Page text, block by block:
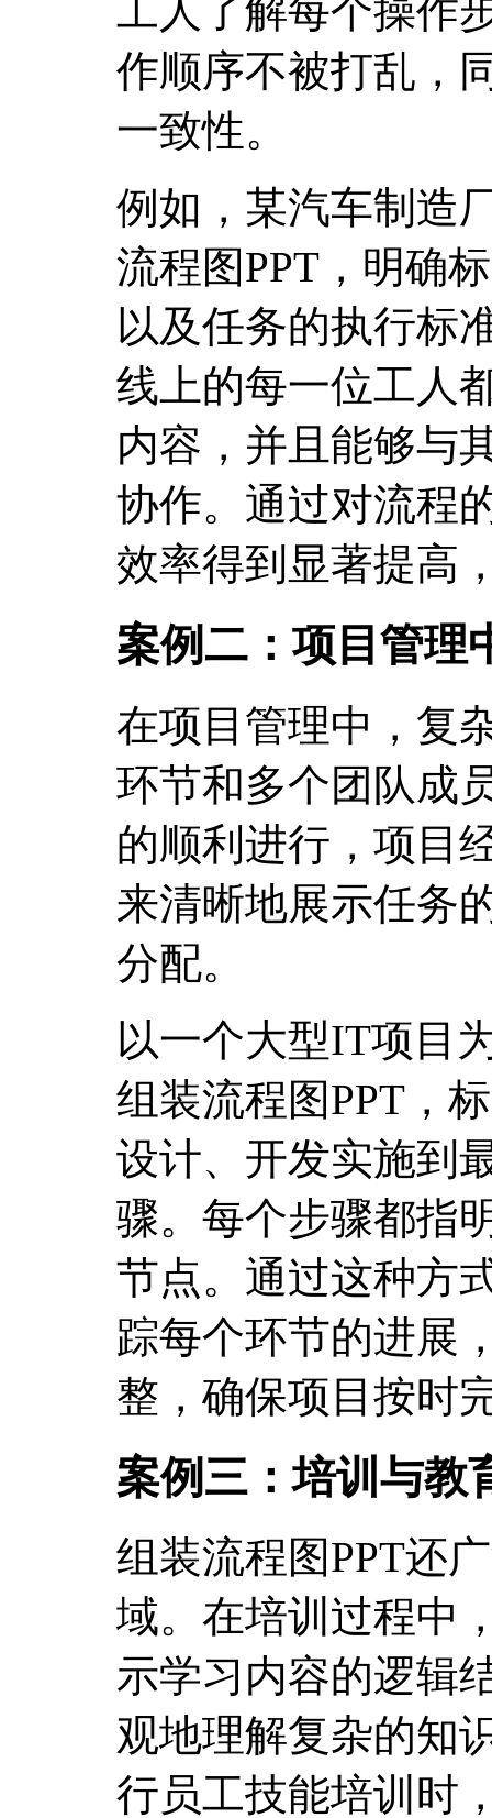
工人了解每个操作
作顺序不被打乱，
一致性。
例如，某汽车制造
流程图PPT，明确
以及任务的执行标
线上的每一位工人
内容，并且能够与
协作。通过对流程
效率得到显著提高
案例二：项目管理
在项目管理中，复
环节和多个团队成
的顺利进行，项目
来清晰地展示任务
分配。
以一个大型IT项目
组装流程图PPT，
设计、开发实施到
骤。每个步骤都指
节点。通过这种方
踪每个环节的进展
整，确保项目按时
案例三：培训与教
组装流程图PPT还
域。在培训过程中
示学习内容的逻辑
观地理解复杂的知
行员工技能培训时